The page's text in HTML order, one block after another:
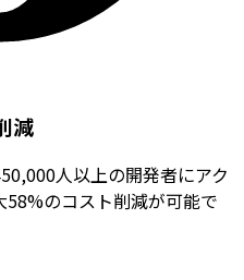
減
人以上の開発者にアク
のコスト削減が可能で